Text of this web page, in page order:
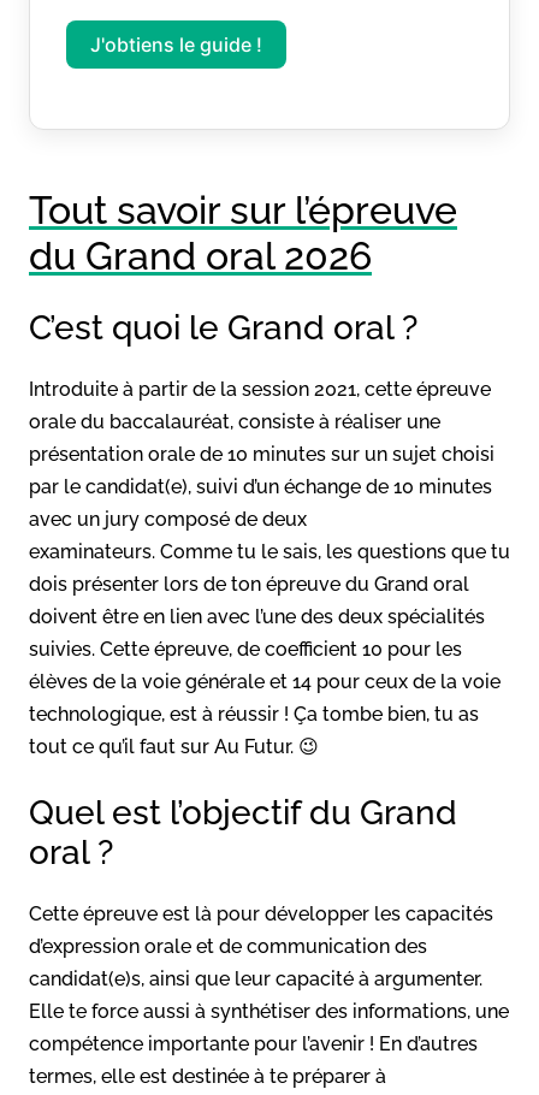
J'obtiens le guide !
Tout savoir sur l’épreuve
du Grand oral 2026
C’est quoi le Grand oral ?
Introduite à partir de la session 2021, cette épreuve
orale du baccalauréat, consiste à réaliser une
présentation orale de 10 minutes sur un sujet choisi
par le candidat(e), suivi d’un échange de 10 minutes
avec un jury composé de deux
examinateurs. Comme tu le sais, les questions que tu
dois présenter lors de ton épreuve du Grand oral
doivent être en lien avec l’une des deux spécialités
suivies. Cette épreuve, de coefficient 10 pour les
élèves de la voie générale et 14 pour ceux de la voie
technologique, est à réussir ! Ça tombe bien, tu as
tout ce qu’il faut sur Au Futur. 😉
Quel est l’objectif du Grand
oral ?
Cette épreuve est là pour développer les capacités
d’expression orale et de communication des
candidat(e)s, ainsi que leur capacité à argumenter.
Elle te force aussi à synthétiser des informations, une
compétence importante pour l’avenir ! En d’autres
termes, elle est destinée à te préparer à